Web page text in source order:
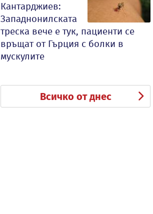
Кантарджиев:
Западнонилската
треска вече е тук, пациенти се
връщат от Гърция с болки в
мускулите
Всичко от днес